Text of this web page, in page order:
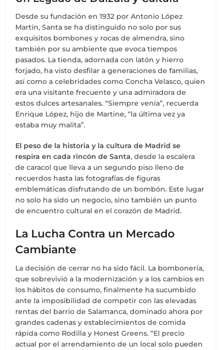
Desde su fundación en 1932 por Antonio López
Martín, Santa se ha distinguido no solo por sus
exquisitos bombones y rocas de almendra, sino
también por su ambiente que evoca tiempos
pasados. La tienda, adornada con latón y hierro
forjado, ha visto desfilar a generaciones de familias,
así como a celebridades como Concha Velasco, quien
era una visitante frecuente y una admiradora de
estos dulces artesanales. “Siempre venía”, recuerda
Enrique López, hijo de Martine, “la última vez ya
estaba muy malita”.
El peso de la historia y la cultura de Madrid se
respira en cada rincón de Santa, desde la escalera
de caracol que lleva a un segundo piso lleno de
recuerdos hasta las fotografías de figuras
emblemáticas disfrutando de un bombón. Este lugar
no solo ha sido un negocio, sino también un punto
de encuentro cultural en el corazón de Madrid.
La Lucha Contra un Mercado
Cambiante
La decisión de cerrar no ha sido fácil. La bombonería,
que sobrevivió a la modernización y a los cambios en
los hábitos de consumo, finalmente ha sucumbido
ante la imposibilidad de competir con las elevadas
rentas del barrio de Salamanca, dominado ahora por
grandes cadenas y establecimientos de comida
rápida como Rodilla y Honest Greens. “El precio
actual por el arrendamiento de un local solo pueden